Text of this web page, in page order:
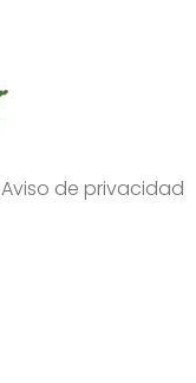
Aviso de privacidad